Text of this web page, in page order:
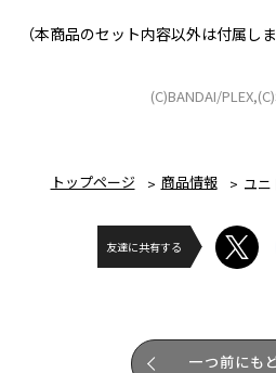
（本商品のセット内容以外は付属しま
(C)BANDAI/
トップページ 商品情報 ユ
友達に共有する
一つ前にも